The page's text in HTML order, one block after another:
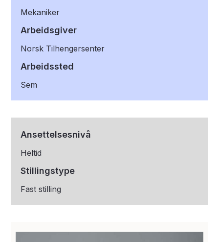
Mekaniker
Arbeidsgiver
Norsk Tilhengersenter
Arbeidssted
Sem
Ansettelsesnivå
Heltid
Stillingstype
Fast stilling